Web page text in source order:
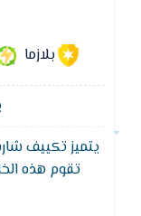
بلازما
يتميز تكييف
تقوم هذه
التكييف